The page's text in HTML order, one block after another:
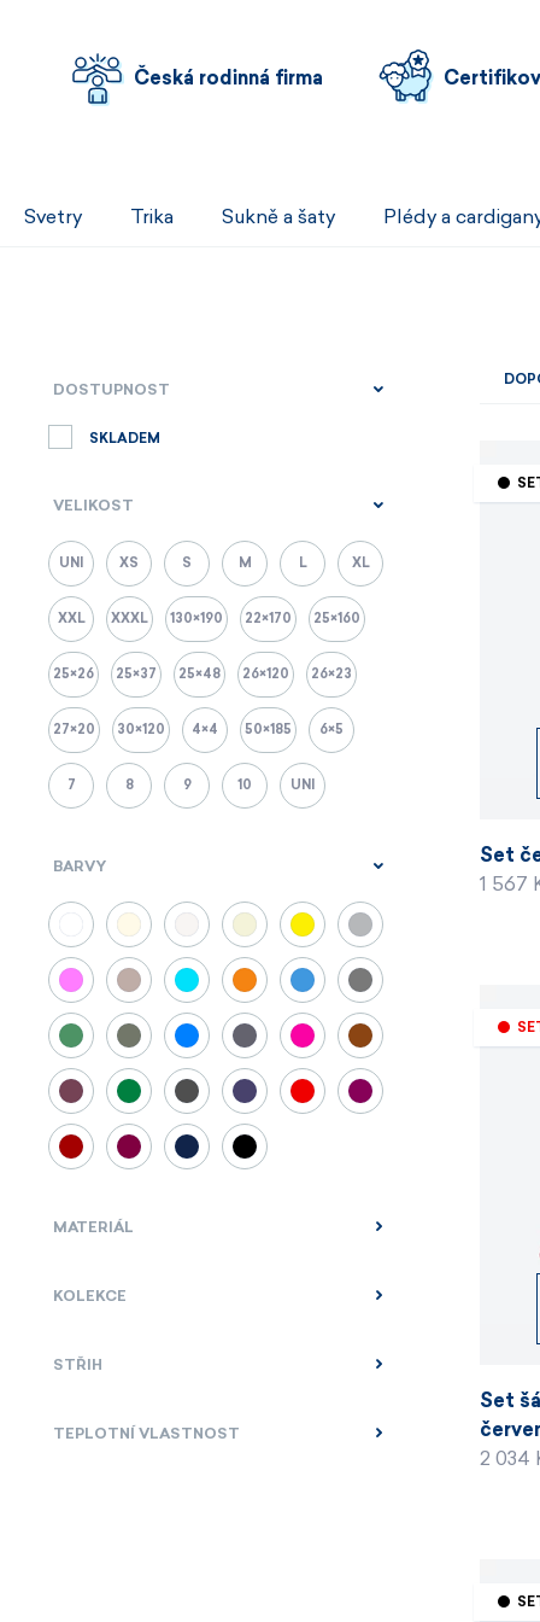
Česká rodinná firma
Svetry Trika Sukně a šaty Plédy a
DOSTUPNOST
SKLADEM
VELIKOST
UNI XS S M L XL
XXL XXXL 130×190 22×170 25×160
25×26 25×37 25×48 26×120 26×23
27×20 30×120 4×4 50×185 6×5
7 8 9 10 UNI
BARVY
MATERIÁL
KOLEKCE
STŘIH
TEPLOTNÍ VLASTNOST
Set
1 567
Set
2 034